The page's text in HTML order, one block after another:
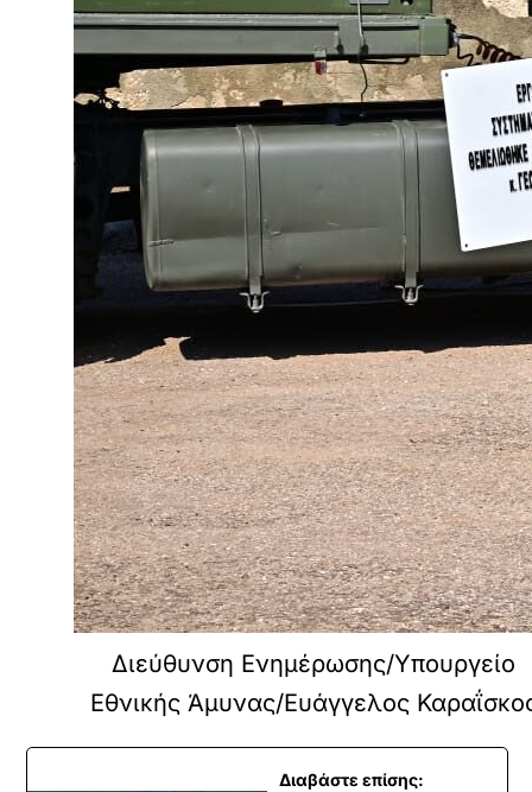
Διεύθυνση Ενημέρωσης/Υπουργείο
Εθνικής Άμυνας/Ευάγγελος
Διαβάστε επίσης: